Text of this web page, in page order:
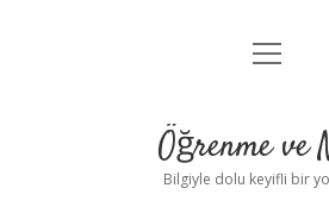
Anasayfa
Yasal Uyarı
menüyü
Öğrenme ve
Bilgiyle dolu keyifli bir